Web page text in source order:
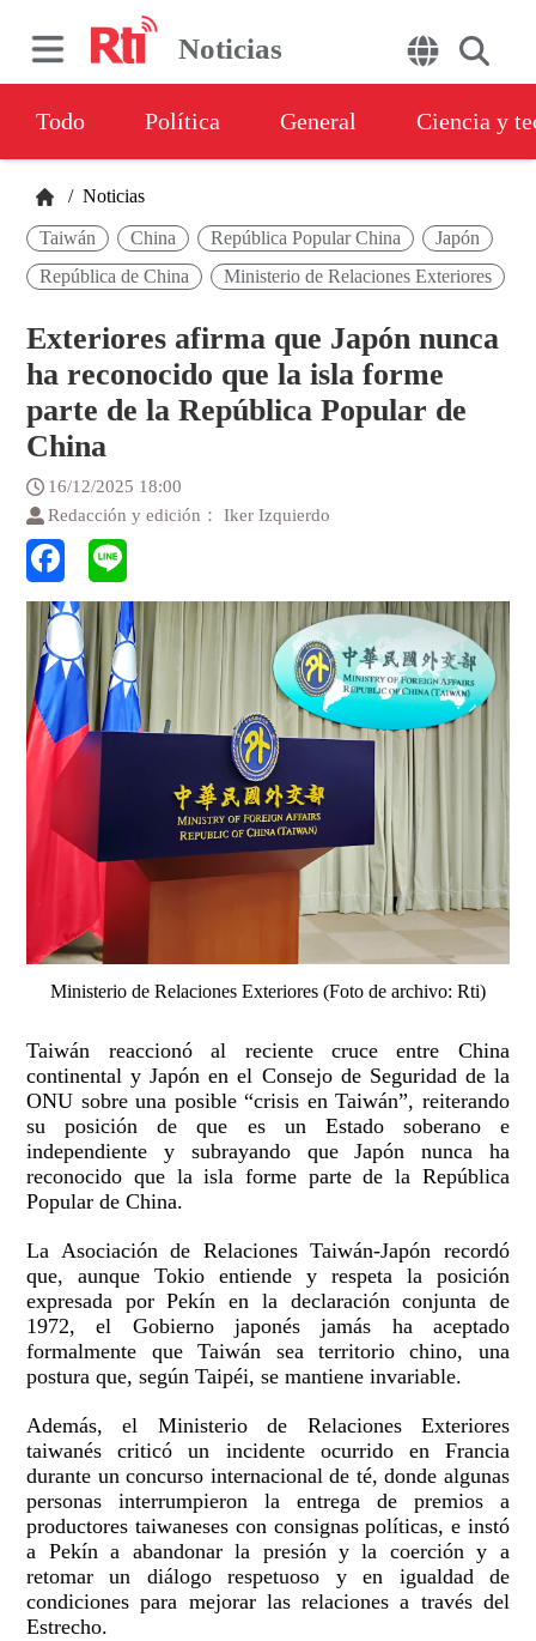
Noticias
Todo Política General Ciencia y
/ Noticias
Taiwán China República Popular China
Japón
República de China
Ministerio de Relaciones Exteriores
Exteriores afirma que Japón nunca
ha reconocido que la isla forme
parte de la República Popular de
China
16/12/2025 18:00
Redacción y edición： Iker Izquierdo
Ministerio de Relaciones Exteriores (Foto de archivo: Rti)
Taiwán reaccionó al reciente cruce entre China
continental y Japón en el Consejo de Seguridad de la
ONU sobre una posible “crisis en Taiwán”, reiterando
su posición de que es un Estado soberano e
independiente y subrayando que Japón nunca ha
reconocido que la isla forme parte de la República
Popular de China.
La Asociación de Relaciones Taiwán-Japón recordó
que, aunque Tokio entiende y respeta la posición
expresada por Pekín en la declaración conjunta de
1972, el Gobierno japonés jamás ha aceptado
formalmente que Taiwán sea territorio chino, una
postura que, según Taipéi, se mantiene invariable.
Además, el Ministerio de Relaciones Exteriores
taiwanés criticó un incidente ocurrido en Francia
durante un concurso internacional de té, donde algunas
personas interrumpieron la entrega de premios a
productores taiwaneses con consignas políticas, e instó
a Pekín a abandonar la presión y la coerción y a
retomar un diálogo respetuoso y en igualdad de
condiciones para mejorar las relaciones a través del
Estrecho.